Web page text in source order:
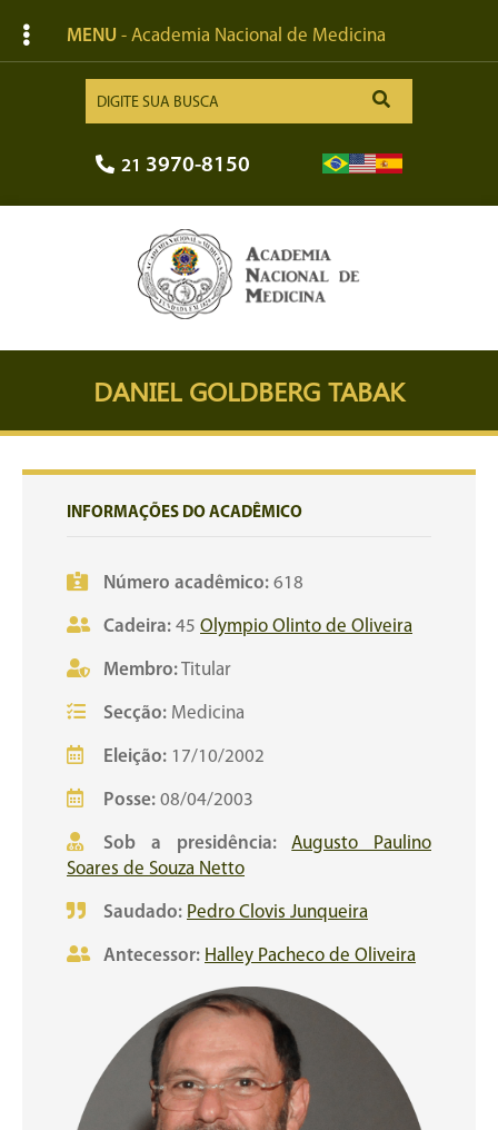
MENU - Academia Nacional de Medicina
21 3970-8150
DANIEL GOLDBERG TABAK
INFORMAÇÕES DO ACADÊMICO
Número acadêmico: 618
Cadeira: 45 Olympio Olinto de Oliveira
Membro:Titular
Secção: Medicina
Eleição: 17/10/2002
Posse: 08/04/2003
Sob a presidência:
Augusto Paulino
Soares de Souza Netto
Saudado: Pedro Clovis Junqueira
Antecessor: Halley Pacheco de Oliveira